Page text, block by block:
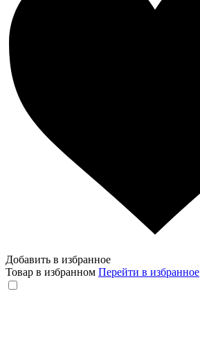
Добавить в избранное
Товар в избранном Перейти в избранное